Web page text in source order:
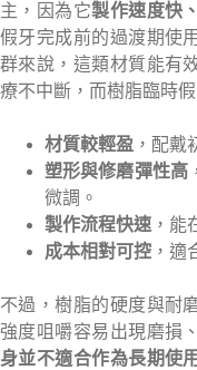
主，因為它製作速度快
假牙完成前的過渡期使
群來說，這類材質能有
療不中斷，而樹脂臨時
材質較輕盈 ，配戴
塑形與修磨彈性高
微調。
製作流程快速 ，能
成本相對可控 ，適
不過，樹脂的硬度與耐
強度咀嚼容易出現磨損
身並不適合作為長期使